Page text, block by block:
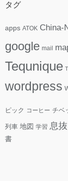
タグ
apps ATOK China-
google mail
Tequnique
wordpress
ピック コーヒー チベ
列車 地図 学習 息
書